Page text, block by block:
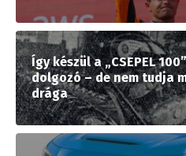
Így készül a „CSEPEL
dolgozó – de nem tudja
drága